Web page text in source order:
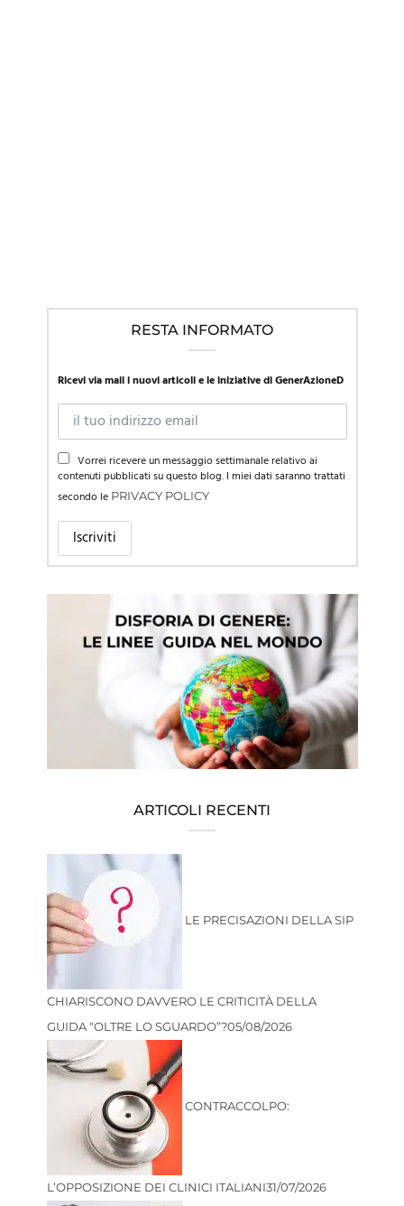
RESTA INFORMATO
Ricevi via mail i nuovi articoli e le iniziative di GenerAzioneD
Vorrei ricevere un messaggio settimanale relativo ai
contenuti pubblicati su questo blog. I miei dati saranno trattati
secondo le PRIVACY POLICY
ARTICOLI RECENTI
LE PRECISAZIONI DELLA SIP
CHIARISCONO DAVVERO LE CRITICITÀ DELLA
GUIDA “OLTRE LO SGUARDO”?05/08/2026
CONTRACCOLPO:
L’OPPOSIZIONE DEI CLINICI ITALIANI31/07/2026